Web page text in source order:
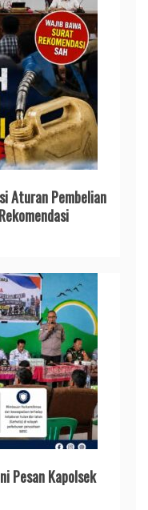
Aturan Pembelian
Pesan Kapolsek